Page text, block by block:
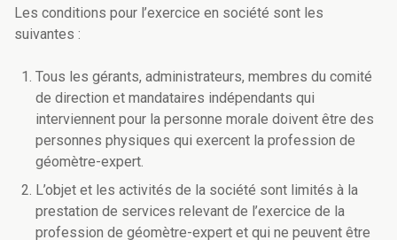
Les conditions pour l’exercice en société sont les
suivantes :
Tous les gérants, administrateurs, membres du comité
de direction et mandataires indépendants qui
interviennent pour la personne morale doivent être des
personnes physiques qui exercent la profession de
géomètre-expert.
L’objet et les activités de la société sont limités à la
prestation de services relevant de l’exercice de la
profession de géomètre-expert et qui ne peuvent être